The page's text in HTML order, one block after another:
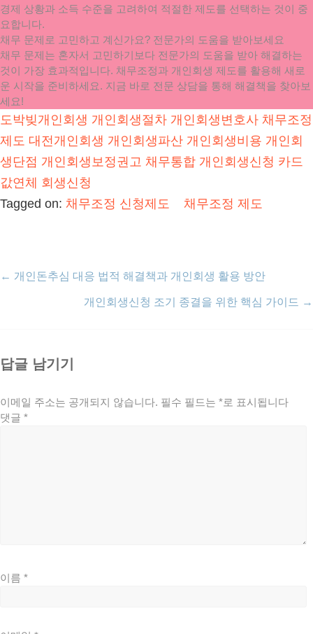
경제 상황과 소득 수준을 고려하여 적절한 제도를 선택하는 것이 중
요합니다.
채무 문제로 고민하고 계신가요? 전문가의 도움을 받아보세요
채무 문제는 혼자서 고민하기보다 전문가의 도움을 받아 해결하는
것이 가장 효과적입니다. 채무조정과 개인회생 제도를 활용해 새로
운 시작을 준비하세요. 지금 바로 전문 상담을 통해 해결책을 찾아보
세요!
도박빚개인회생 개인회생절차 개인회생변호사 채무조정
제도 대전개인회생 개인회생파산 개인회생비용 개인회
생단점 개인회생보정권고 채무통합 개인회생신청 카드
값연체
회생신청
Tagged on: 채무조정 신청제도 채무조정 제도
← 개인돈추심 대응 법적 해결책과 개인회생 활용 방안
개인회생신청 조기 종결을 위한 핵심 가이드 →
답글 남기기
이메일 주소는 공개되지 않습니다. 필수 필드는 *로 표시됩니다
댓글 *
이름 *